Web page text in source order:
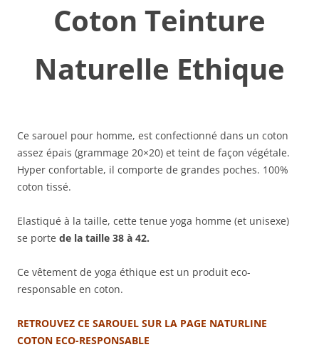
Coton Teinture
Naturelle Ethique
Ce sarouel pour homme, est confectionné dans un coton
assez épais (grammage 20×20) et teint de façon végétale.
Hyper confortable, il comporte de grandes poches. 100%
coton tissé.
Elastiqué à la taille, cette tenue yoga homme (et unisexe)
se porte de la taille 38 à 42.
Ce vêtement de yoga éthique est un produit eco-
responsable en coton.
RETROUVEZ CE SAROUEL SUR LA PAGE NATURLINE
COTON ECO-RESPONSABLE